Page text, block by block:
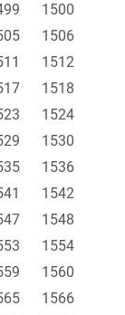
1500
1506
1512
1518
1524
1530
1536
1542
1548
1554
1560
1566